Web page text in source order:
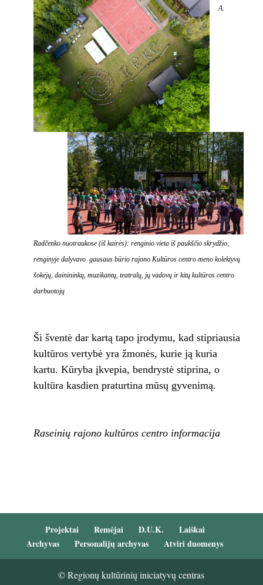
A.
Radčenko nuotraukose (iš kairės): renginio vieta iš paukščio skrydžio;
renginyje dalyvavo gausaus būrio rajono Kultūros centro meno kolektyvų
šokėjų, dainininkų, muzikantų, teatralų, jų vadovų ir kitų kultūros centro
darbuotojų
Ši šventė dar kartą tapo įrodymu, kad stipriausia
kultūros vertybė yra žmonės, kurie ją kuria
kartu. Kūryba įkvepia, bendrystė stiprina, o
kultūra kasdien praturtina mūsų gyvenimą.
Raseinių rajono kultūros centro informacija
Projektai Remėjai D.U.K.
Laiškai
Archyvas
Personalijų archyvas Atviri duomenys
© Regionų kultūrinių iniciatyvų centras